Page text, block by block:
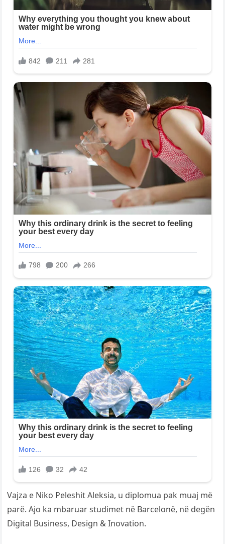
Vajza e Niko Peleshit Aleksia, u diplomua pak muaj më
parë. Ajo ka mbaruar studimet në Barcelonë, në degën
Digital Business, Design & Inovation.